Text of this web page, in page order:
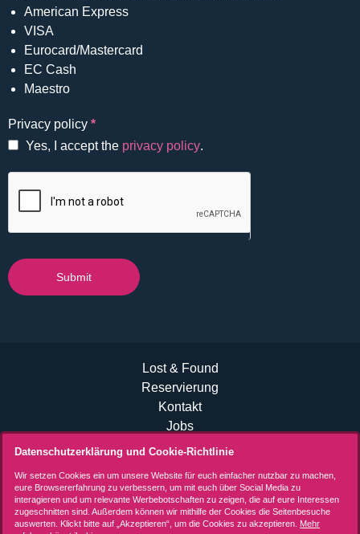
American Express
VISA
Eurocard/Mastercard
EC Cash
Maestro
Privacy policy *
Yes, I accept the privacy policy.
Submit
Lost & Found
Reservierung
Kontakt
Jobs
B2B Events
Datenschutzerklärung
Impressum
Datenschutzerklärung und Cookie-Richtlinie
Wir setzen Cookies ein um unsere Website für euch einfacher nutzbar zu machen,
eure Browsererfahrung zu verbessern, um mit euch über Social Media zu
interagieren und um relevante Werbebotschaften zu zeigen, die auf eure Interessen
zugeschnitten sind. Außerdem können wir mithilfe der Cookies die Seitenbesuche
auswerten. Klickt bitte auf „Akzeptieren“, um die Cookies zu akzeptieren. Mehr